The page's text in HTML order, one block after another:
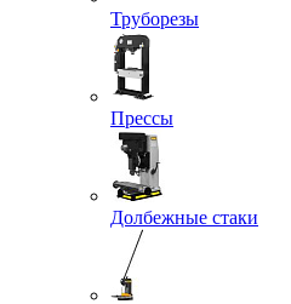
Труборезы
Прессы
Долбежные стаки